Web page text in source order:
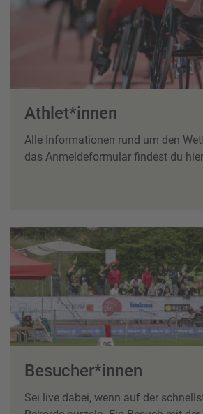
Akzeptieren
powered byUsercentrics Consent
Athlet*innen
Alle Informationen rund um den
das Anmeldeformular findest du
Besucher*innen
Sei live dabei, wenn auf der